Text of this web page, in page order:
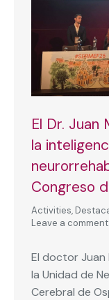
El Dr.
la
Congreso
Activities,
Leave a comment
El doctor Juan
la Unidad de
Cerebral de